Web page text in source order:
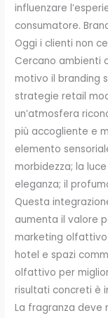
influenzare
consumatore.
Oggi i clienti non
Cercano ambienti
motivo il branding
strategie retail
un’atmosfera
più accogliente e
elemento
morbidezza; la
eleganza; il
Questa
aumenta il valore
marketing olfattivo
hotel e spazi
olfattivo per
risultati concreti è
La fragranza